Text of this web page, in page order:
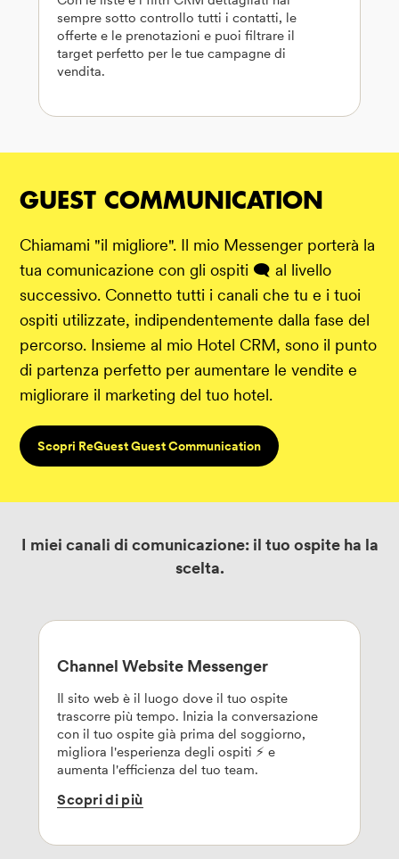
sempre sotto controllo tutti i contatti, le
offerte e le prenotazioni e puoi filtrare il
target perfetto per le tue campagne di
vendita.
GUEST COMMUNICATION
Chiamami "il migliore". Il mio Messenger porterà la
tua comunicazione con gli ospiti 🗨️ al livello
successivo. Connetto tutti i canali che tu e i tuoi
ospiti utilizzate, indipendentemente dalla fase del
percorso. Insieme al mio Hotel CRM, sono il punto
di partenza perfetto per aumentare le vendite e
migliorare il marketing del tuo hotel.
Scopri ReGuest Guest Communication
I miei canali di comunicazione: il tuo ospite ha la
scelta.
Channel Website Messenger
Il sito web è il luogo dove il tuo ospite
trascorre più tempo. Inizia la conversazione
con il tuo ospite già prima del soggiorno,
migliora l'esperienza degli ospiti ⚡ e
aumenta l'efficienza del tuo team.
Scopridi più